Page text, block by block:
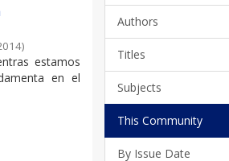
)
estamos
en el
Authors
Titles
Subjects
This Community
By Issue Date